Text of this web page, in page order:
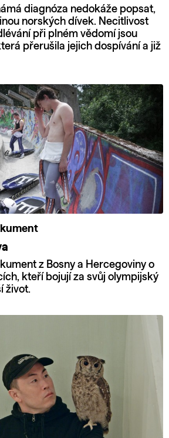
diagnóza nedokáže popsat,
norských dívek. Necitlivost
při plném vědomí jsou
přerušila jejich dospívání a již
z Bosny a Hercegoviny o
kteří bojují za svůj olympijský
život.